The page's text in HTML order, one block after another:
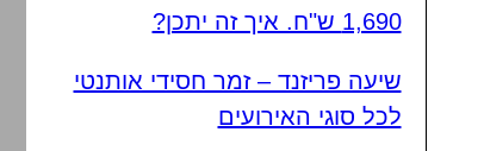
1,690 ש"ח. איך זה יתכן?
שיעה פריזנד – זמר חסידי אותנטי
לכל סוגי האירועים